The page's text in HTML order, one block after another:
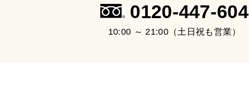
0120-447-604
10:00 ～ 21:00（土日祝も営業）